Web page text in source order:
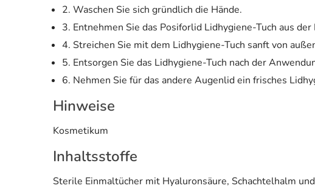
2. Waschen Sie sich gründlich die Hände.
3. Entnehmen Sie das Posiforlid Lidhygiene-Tuch aus der
4. Streichen Sie mit dem Lidhygiene-Tuch sanft von
5. Entsorgen Sie das Lidhygiene-Tuch nach der
6. Nehmen Sie für das andere Augenlid ein frisches
Hinweise
Kosmetikum
Inhaltsstoffe
Sterile Einmaltücher mit Hyaluronsäure, Schachtelhalm